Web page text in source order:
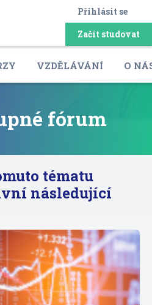
Přihlásit se
Začít studovat
VZDĚLÁVÁNÍ O
fórum
tématu
následující